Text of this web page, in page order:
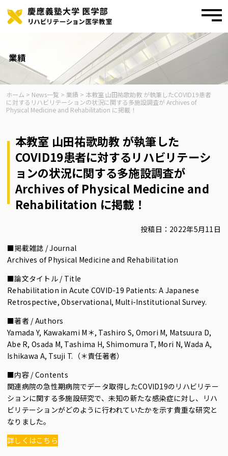
業績
ホーム > News一覧 >業績 > 本教室 山田祐歌助教 が執筆したCOVID19患者
に対するリハビリテーションの状況に関する多施設調査が Archives of
Physical Medicine and Rehabilitation に掲載！
本教室 山田祐歌助教 が執筆した
COVID19患者に対するリハビリテーシ
ョンの状況に関する多施設調査が
Archives of Physical Medicine and
Rehabilitation に掲載！
投稿日：2022年5月11日
■掲載雑誌 / Journal
Archives of Physical Medicine and Rehabilitation
■論文タイトル / Title
Rehabilitation in Acute COVID-19 Patients: A Japanese
Retrospective, Observational, Multi-Institutional Survey.
■著者 / Authors
Yamada Y, Kawakami M＊, Tashiro S, Omori M, Matsuura D,
Abe R, Osada M, Tashima H, Shimomura T, Mori N, Wada A,
Ishikawa A, Tsuji T.（＊責任著者）
■内容 / Contents
関連病院の急性期病院でデータ取得したCOVID19のリハビリテー
ションに関する多施設研究で、未知の新たな感染症に対し、リハ
ビリテーションがどのように行われていたかを示す貴重な研究と
なりました。
詳しくはこちら